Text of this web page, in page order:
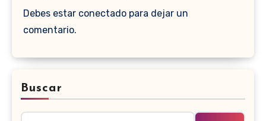
Debes estar conectado para dejar un
comentario.
Buscar